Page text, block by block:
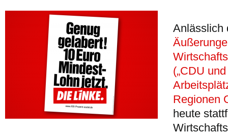
Anlässlich
(„CDU
Regionen
heute